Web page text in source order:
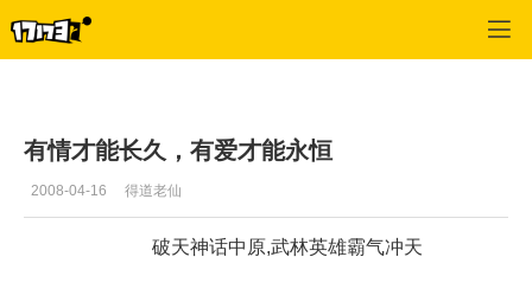
有情才能长久，有爱才能永恒
2008-04-16 得道老仙
破天神话中原,武林英雄霸气冲天